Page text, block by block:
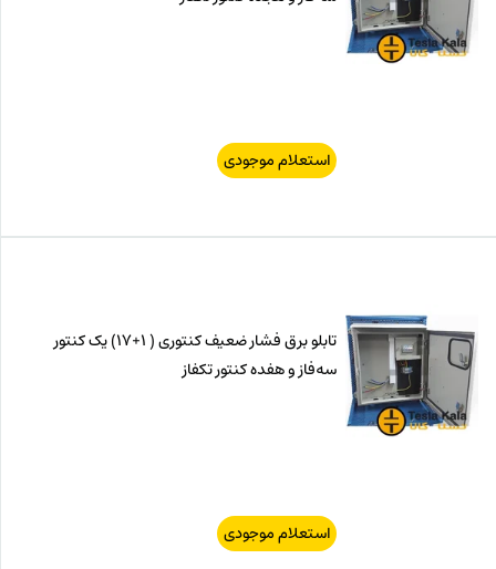
استعلام موجودی
تابلو برق فشار ضعیف کنتوری ( 1+17) یک کنتور
سه‌فاز و هفده کنتور تکفاز
استعلام موجودی